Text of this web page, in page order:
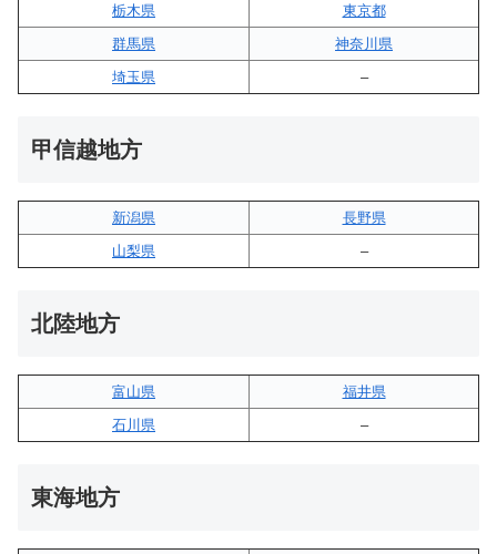
栃木県
東京都
群馬県
神奈川県
埼玉県
–
甲信越地方
新潟県
長野県
山梨県
–
北陸地方
富山県
福井県
石川県
–
東海地方